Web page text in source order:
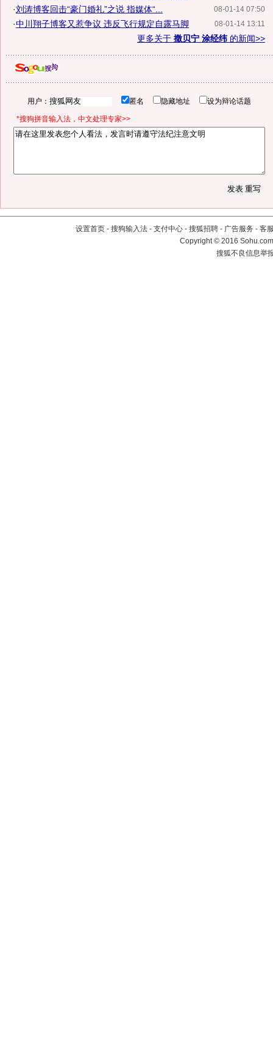
08-01-14 07:50
·刘涛博客回击“豪门婚礼”之说 指媒体“...
08-01-14 13:11
·中川翔子博客又惹争议 违反飞行规定自露马脚
更多关于 撒贝宁 涂经纬的新闻>>
用户： 匿名 隐藏地址 设为辩论话题
*搜狗拼音输入法，中文处理专家>>
设置首页 - 搜狗输入法 - 支付中心 - 搜狐招聘 - 广告服务 - 客
Copyright©2016
搜狐不良信息举